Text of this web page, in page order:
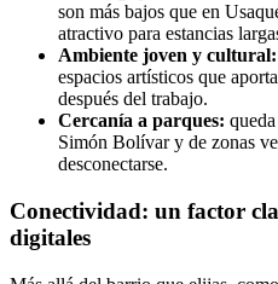
son más bajos que en
atractivo para estancias
Ambiente joven y cultural:
espacios artísticos que
después del trabajo.
Cercanía a parques:
Simón Bolívar y de zonas
desconectarse.
Conectividad: un factor
digitales